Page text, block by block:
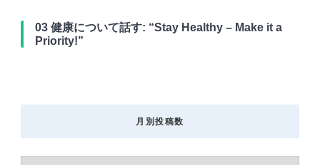
03 健康について話す: “Stay Healthy – Make it a
Priority!”
月別投稿数